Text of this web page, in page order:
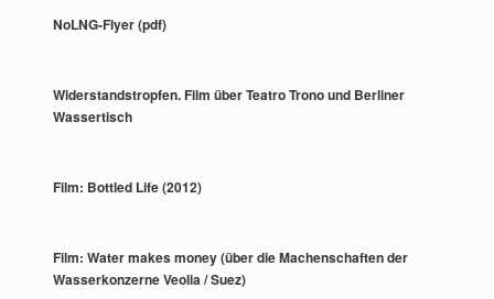
NoLNG-Flyer (pdf)
Widerstandstropfen. Film über Teatro Trono und Berliner
Wassertisch
Film: Bottled Life (2012)
Film: Water makes money (über die Machenschaften der
Wasserkonzerne Veolia / Suez)